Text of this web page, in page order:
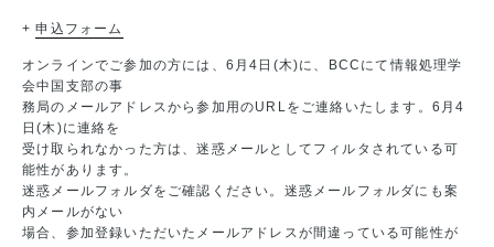
+申込フォーム
オンラインでご参加の方には、6月4日(木)に、BCCにて情報処理学
会中国支部の事
務局のメールアドレスから参加用のURLをご連絡いたします。6月4
日(木)に連絡を
受け取られなかった方は、迷惑メールとしてフィルタされている可
能性があります。
迷惑メールフォルダをご確認ください。迷惑メールフォルダにも案
内メールがない
場合、参加登録いただいたメールアドレスが間違っている可能性が